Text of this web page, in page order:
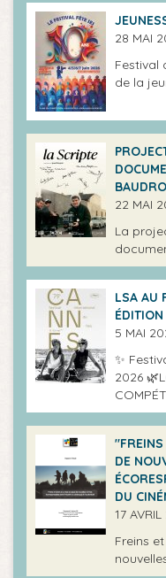
28 MAI
Festival
de la
22 MAI
La
LSA AU
ÉDITION
5 MAI
✨
2026
"FREINS
DE
DU
17
Freins